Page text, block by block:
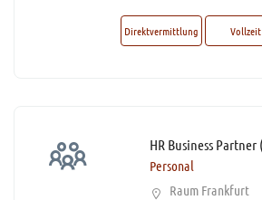
Direktvermittlung Vollzeit
Personal
Raum Frankfurt